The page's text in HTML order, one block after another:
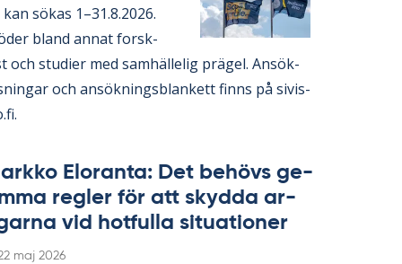
sö­kas 1–31.8.2026.
bland an­nat forsk­
och stu­di­er med sam­häl­le­lig prä­gel. An­sök­
och an­sök­nings­blan­kett fin­ns på si­vis­
Elo­ran­ta: Det be­hö­vs ge­
reg­ler för att skyd­da ar­
vid hot­ful­la si­tu­a­tio­ner
maj 2026